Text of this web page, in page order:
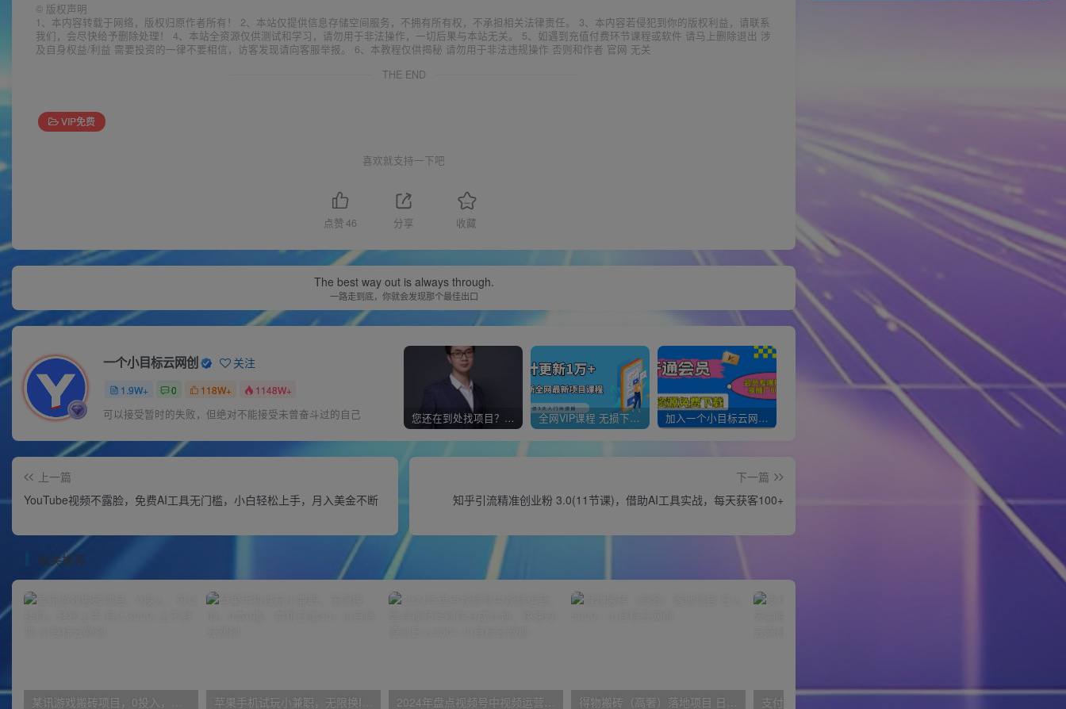
© 版权声明
1、本内容转载于网络，版权归原作者所有！ 2、本站仅提供信息存储空间服务，不拥有所有权，不承担相关法律责任。 3、本内容若侵犯到你的版权利益，请联系
我们，会尽快给予删除处理！ 4、本站全资源仅供测试和学习，请勿用于非法操作，一切后果与本站无关。 5、如遇到充值付费环节课程或软件 请马上删除退出 涉
及自身权益/利益 需要投资的一律不要相信，访客发现请向客服举报。 6、本教程仅供揭秘 请勿用于非法违规操作 否则和作者 官网 无关
THE END
VIP免费
喜欢就支持一下吧
点赞46 分享 收藏
The best way out is always through.
一路走到底，你就会发现那个最佳出口
一个小目标云网创 关注
1.9W+ 0 118W+ 1148W+
可以接受暂时的失败，但绝对不能接受未曾奋斗过的自己 您还在到处找项目？还在当韭菜？我靠经营“一个小目标网创商城”年入百W+，曾经我也负债累累! 全网VIP课程 无损下载~ 加入一个小目标云网创会员，全站资源免费学习。更可享受推广高达80%分佣！ 加盟一个小目标网创，搭建同款项目资源站，实现月入10w+！！
上一篇
YouTube视频不露脸，免费AI工具无门槛，小白轻松上手，月入美金不断
下一篇
知乎引流精准创业粉 3.0(11节课)，借助AI工具实战，每天获客100+
相关推荐
某讯游戏搬砖项目，0投入，可以挂机，轻松上手,月入3000+上不封顶 苹果手机试玩小兼职，无限换ID，0本0撸，单机日撸30+ 2024年盘点视频号中视频运营，盘点视频号创作分成计划，快速过原创日入300+ 得物搬砖（高奢）落地项目 日入5000+